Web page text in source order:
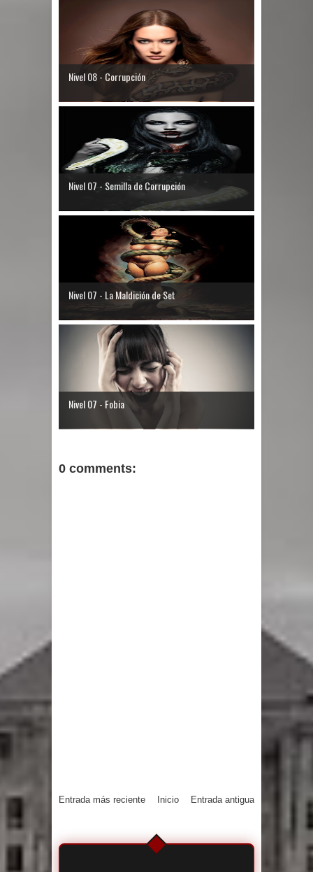
Nivel 08 - Corrupción
Nivel 07 - Semilla de Corrupción
Nivel 07 - La Maldición de Set
Nivel 07 - Fobia
0 comments:
Entrada más reciente Entrada antigua
Inicio